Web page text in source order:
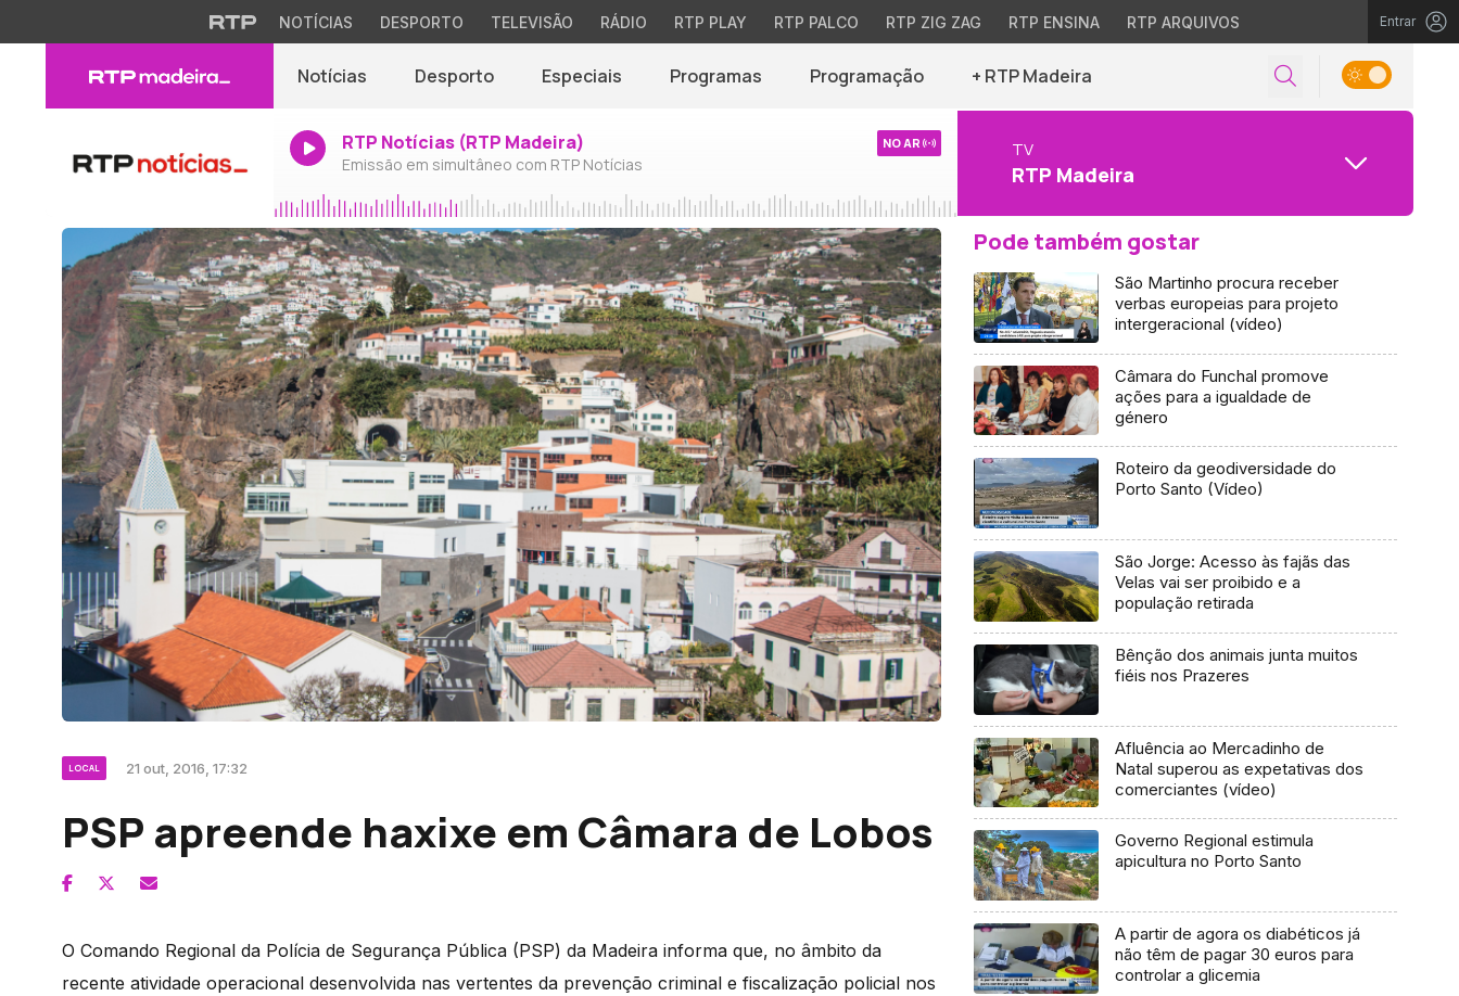
NOTÍCIAS DESPORTO TELEVISÃO RÁDIO RTP PLAY RTP PALCO RTP ZIG ZAG RTP ENSINA RTP ARQUIVOS Entrar
Notícias Desporto Especiais Programas Programação + RTP Madeira
RTP Notícias (RTP Madeira)
Emissão em simultâneo com RTP Notícias
NO AR TV
RTP Madeira
LOCAL 21 out, 2016, 17:32
PSP apreende haxixe em Câmara de Lobos
O Comando Regional da Polícia de Segurança Pública (PSP) da Madeira informa que, no âmbito da
recente atividade operacional desenvolvida nas vertentes da prevenção criminal e fiscalização policial nos
Pode também gostar
São Martinho procura receber
verbas europeias para projeto
intergeracional (vídeo)
Câmara do Funchal promove
ações para a igualdade de
género
Roteiro da geodiversidade do
Porto Santo (Vídeo)
São Jorge: Acesso às fajãs das
Velas vai ser proibido e a
população retirada
Bênção dos animais junta muitos
fiéis nos Prazeres
Afluência ao Mercadinho de
Natal superou as expetativas dos
comerciantes (vídeo)
Governo Regional estimula
apicultura no Porto Santo
A partir de agora os diabéticos já
não têm de pagar 30 euros para
controlar a glicemia